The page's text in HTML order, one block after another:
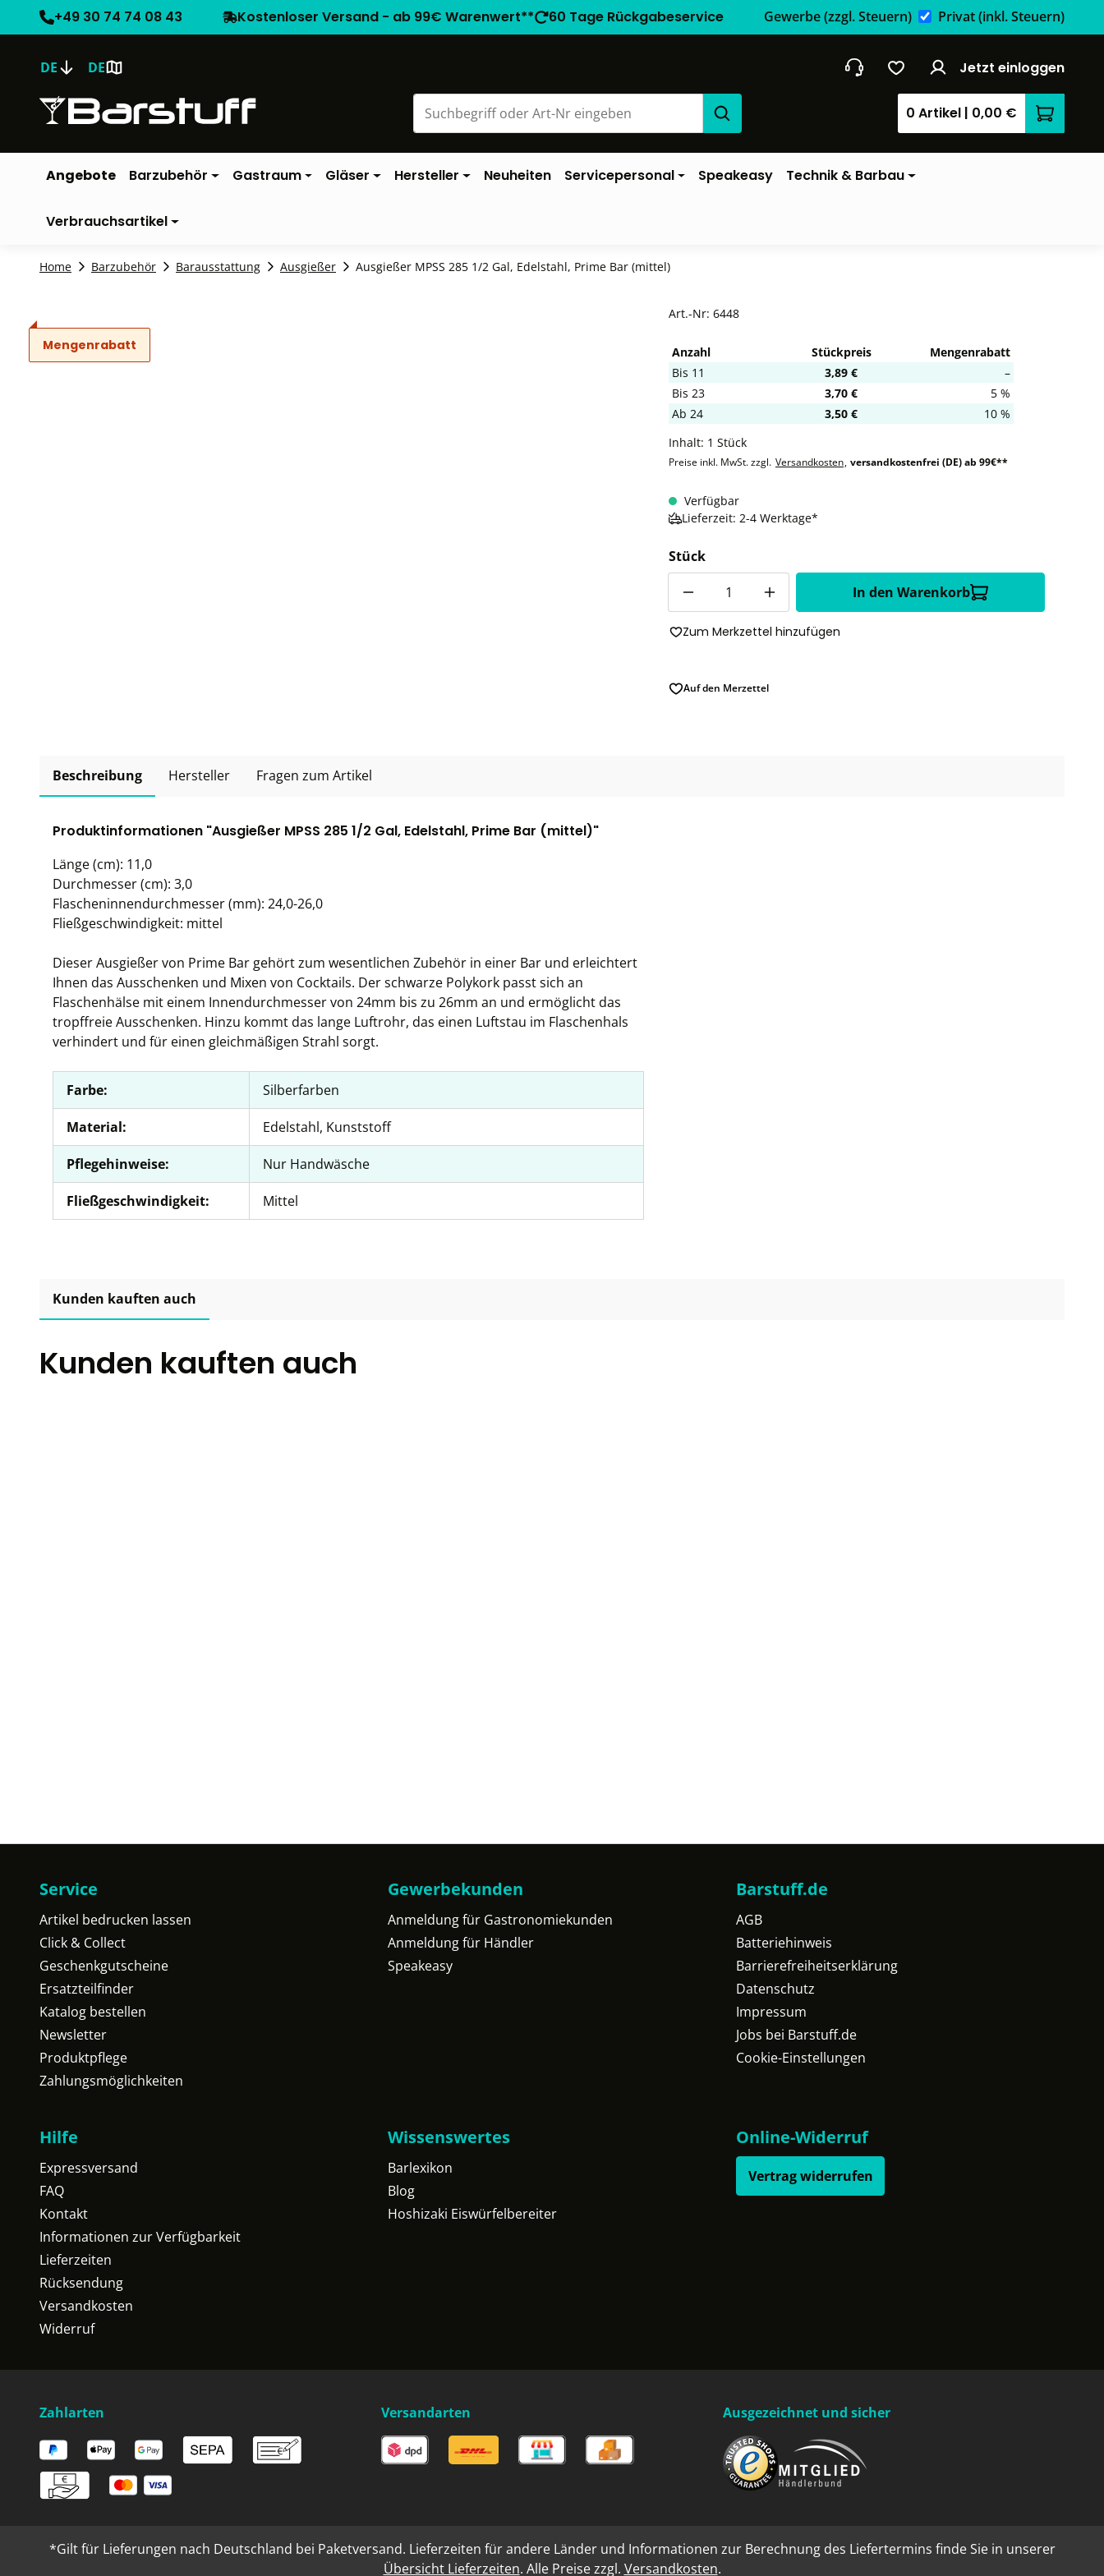
+49 30 74 74 08 43 Kostenloser Versand - ab 99€ Warenwert** 60 Tage Rückgabeservice Gewerbe(zzgl. Steuern) Privat(inkl. Steuern)
DE DE Jetzt einloggen
0 Artikel | 0,00 €
Angebote Barzubehör Gastraum Gläser Hersteller Neuheiten Servicepersonal Speakeasy Technik & Barbau
Verbrauchsartikel
Home Barzubehör Barausstattung Ausgießer Ausgießer MPSS 285 1/2 Gal, Edelstahl, Prime Bar (mittel)
Mengenrabatt
Art.-Nr: 6448
Anzahl Stückpreis
Mengenrabatt
Bis 11 3,89 €
–
Bis 23 3,70 €
5 %
Ab 24 3,50 €
10 %
Inhalt: 1 Stück
Preise inkl. MwSt. zzgl. Versandkosten, versandkostenfrei (DE) ab 99€**
Verfügbar
Lieferzeit: 2-4 Werktage*
Stück
In den Warenkorb
Zum Merkzettel hinzufügen
Auf den Merzettel
Beschreibung Hersteller Fragen zum Artikel
Produktinformationen "Ausgießer MPSS 285 1/2 Gal, Edelstahl, Prime Bar (mittel)"
Länge (cm): 11,0
Durchmesser (cm): 3,0
Flascheninnendurchmesser (mm): 24,0-26,0
Fließgeschwindigkeit: mittel
Dieser Ausgießer von Prime Bar gehört zum wesentlichen Zubehör in einer Bar und erleichtert
Ihnen das Ausschenken und Mixen von Cocktails. Der schwarze Polykork passt sich an
Flaschenhälse mit einem Innendurchmesser von 24mm bis zu 26mm an und ermöglicht das
tropffreie Ausschenken. Hinzu kommt das lange Luftrohr, das einen Luftstau im Flaschenhals
verhindert und für einen gleichmäßigen Strahl sorgt.
Farbe: Silberfarben
Material: Edelstahl, Kunststoff
Pflegehinweise: Nur Handwäsche
Fließgeschwindigkeit: Mittel
Kunden kauften auch
Kunden kauften auch
Service
Artikel bedrucken lassen
Click & Collect
Geschenkgutscheine
Ersatzteilfinder
Katalog bestellen
Newsletter
Produktpflege
Zahlungsmöglichkeiten
Gewerbekunden
Anmeldung für Gastronomiekunden
Anmeldung für Händler
Speakeasy
Barstuff.de
AGB
Batteriehinweis
Barrierefreiheitserklärung
Datenschutz
Impressum
Jobs bei Barstuff.de
Cookie-Einstellungen
Hilfe
Expressversand
FAQ
Kontakt
Informationen zur Verfügbarkeit
Lieferzeiten
Rücksendung
Versandkosten
Widerruf
Wissenswertes
Barlexikon
Blog
Hoshizaki Eiswürfelbereiter
Online-Widerruf
Vertrag widerrufen
Zahlarten Versandarten Ausgezeichnet und sicher
*Gilt für Lieferungen nach Deutschland bei Paketversand. Lieferzeiten für andere Länder und Informationen zur Berechnung des Liefertermins finde Sie in unserer
Übersicht Lieferzeiten. Alle Preise zzgl. Versandkosten.